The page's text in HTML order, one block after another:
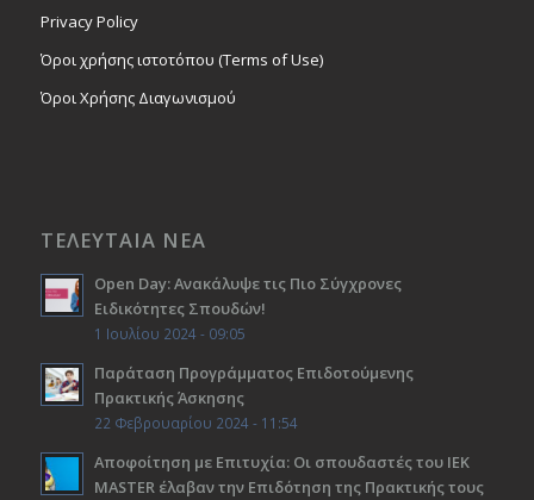
Privacy Policy
Όροι χρήσης ιστοτόπου (Terms of Use)
Όροι Χρήσης Διαγωνισμού
ΤΕΛΕΥΤΑΙΑ ΝΕΑ
Open Day: Ανακάλυψε τις Πιο Σύγχρονες
Ειδικότητες Σπουδών!
1 Ιουλίου 2024 - 09:05
Παράταση Προγράμματος Επιδοτούμενης
Πρακτικής Άσκησης
22 Φεβρουαρίου 2024 - 11:54
Αποφοίτηση με Επιτυχία: Οι σπουδαστές του ΙΕΚ
ΜΑSTER έλαβαν την Επιδότηση της Πρακτικής τους